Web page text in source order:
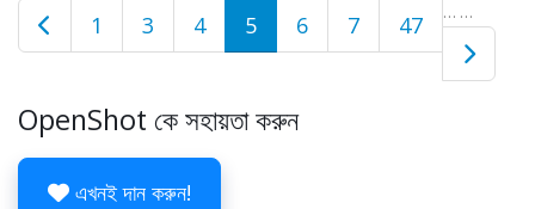
1 …
3 4 5 6 7 …
47
OpenShot কে সহায়তা করুন
এখনই দান করুন!